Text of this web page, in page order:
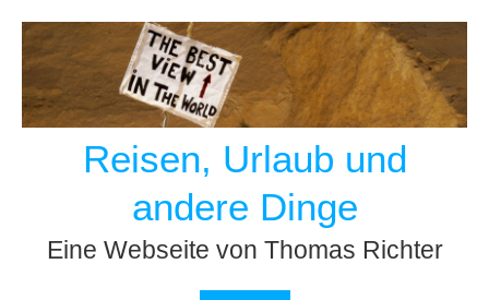
content
Reisen, Urlaub und
andere Dinge
Eine Webseite von Thomas Richter